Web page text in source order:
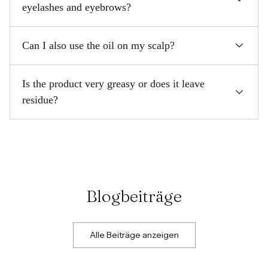
eyelashes and eyebrows?
Can I also use the oil on my scalp?
Is the product very greasy or does it leave
residue?
Blogbeiträge
Alle Beiträge anzeigen